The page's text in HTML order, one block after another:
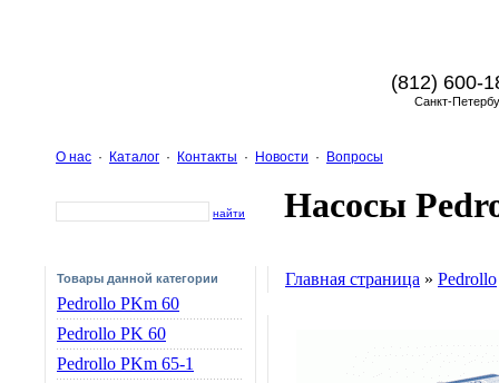
(812) 600-
Санкт-
О нас · Каталог · Контакты · Новости · Вопросы
найти Насосы
Товары данной категории
Pedrollo PKm 60
Pedrollo PK 60
Pedrollo PKm 65-1
Главная страница » Pedrollo